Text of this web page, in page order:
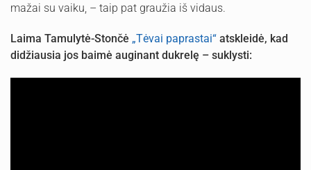
mažai su vaiku, – taip pat graužia iš vidaus.
Laima Tamulytė-Stončė „Tėvai paprastai“ atskleidė, kad
didžiausia jos baimė auginant dukrelę – suklysti: